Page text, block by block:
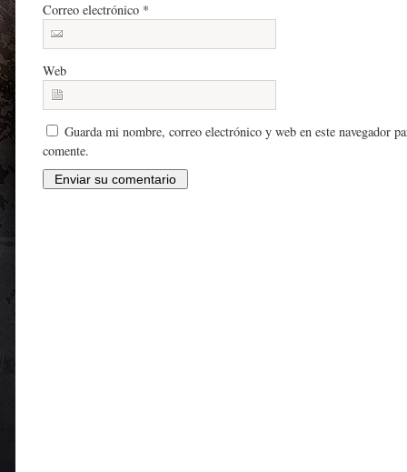
Correo electrónico *
Web
Guarda mi nombre, correo electrónico y web en este navegador
comente.